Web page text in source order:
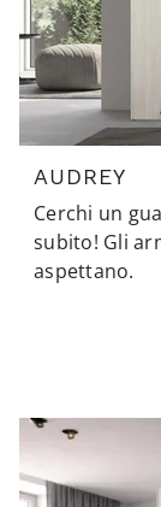
AUDREY
Cerchi un
subito! Gli
aspettano.